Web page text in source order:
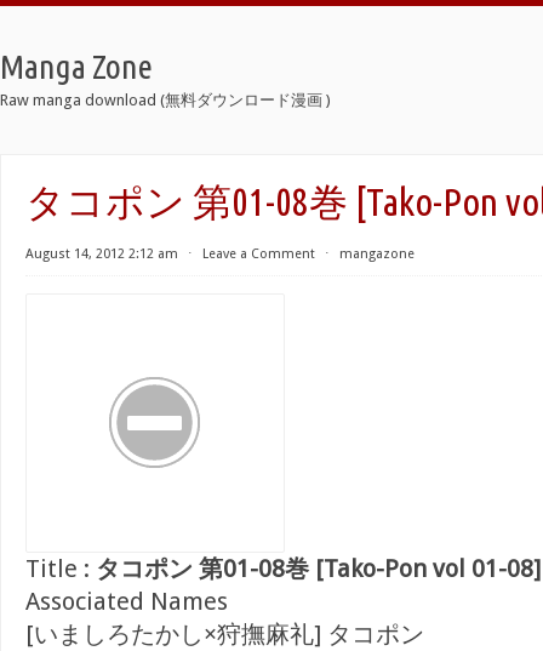
Manga Zone
Raw manga download (無料ダウンロード漫画 )
タコポン 第01-08巻 [Tako-Pon
August 14, 2012 2:12 am ⋅ Leave a Comment ⋅ mangazone
Title : タコポン 第01-08巻 [Tako-Pon vol 01-08]
Associated Names
[いましろたかし×狩撫麻礼] タコポン